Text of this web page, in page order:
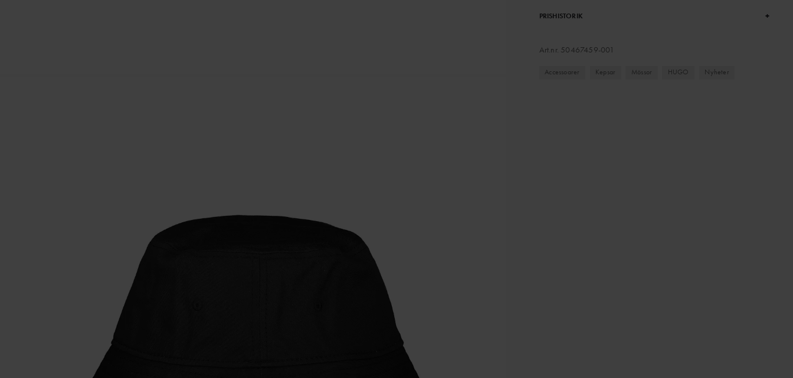
PRISHISTORIK +
Art.nr. 50467459-001
Accessoarer Kepsar Mössor HUGO Nyheter